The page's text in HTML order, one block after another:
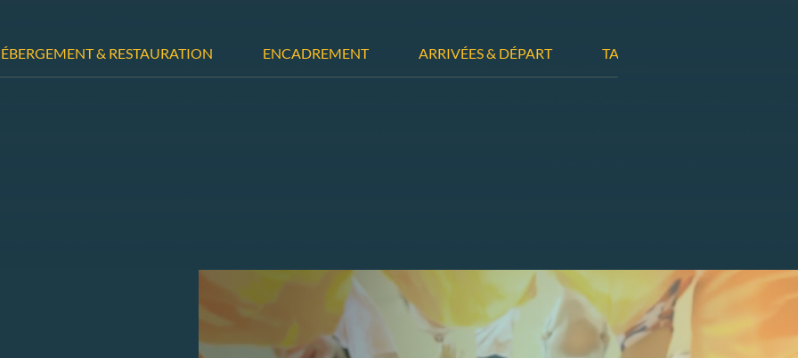
& RESTAURATION ENCADREMENT ARRIVÉES & DÉPART TARIFS & AIDES FINANCIÈRES